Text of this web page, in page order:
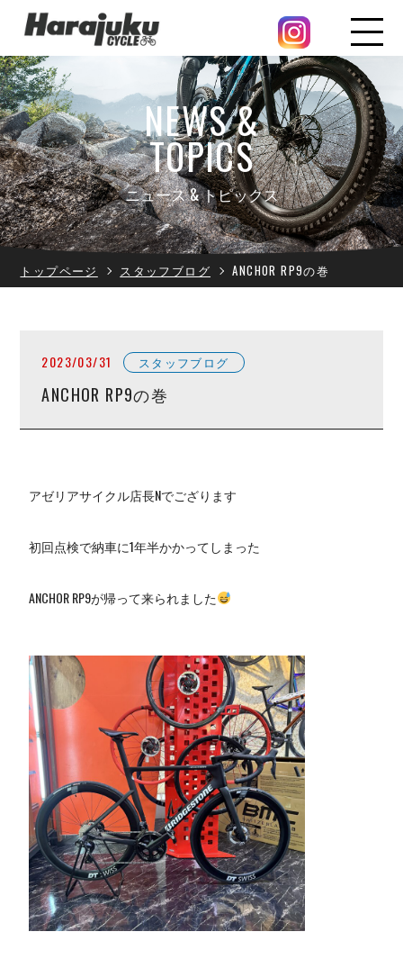
NEWS &
TOPICS
ニュース & トピックス
トップページ スタッフブログ ANCHOR RP9の巻
2023/03/31 スタッフブログ
ANCHOR RP9の巻
アゼリアサイクル店長Nでござります
初回点検で納車に1年半かかってしまった
ANCHOR RP9が帰って来られました